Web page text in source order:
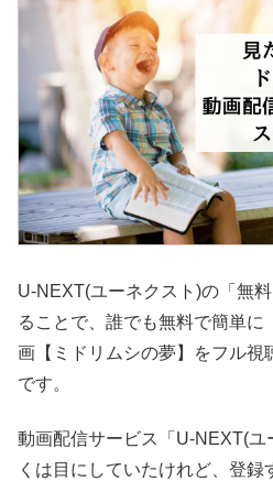
U-NEXT(ユーネクスト)の「無
ることで、誰でも無料で簡単に
画【ミドリムシの夢】をフル視
です。
動画配信サービス「U-NEXT(ユ
くは目にしていたけれど、登録